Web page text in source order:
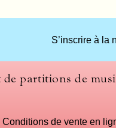
S’inscrire à la
partitions de
Conditions de vente en